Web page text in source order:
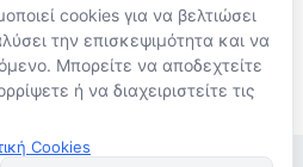
cookies για να βελτιώσει
την επισκεψιμότητα και να
Μπορείτε να αποδεχτείτε
ή να διαχειριστείτε τις
Cookies